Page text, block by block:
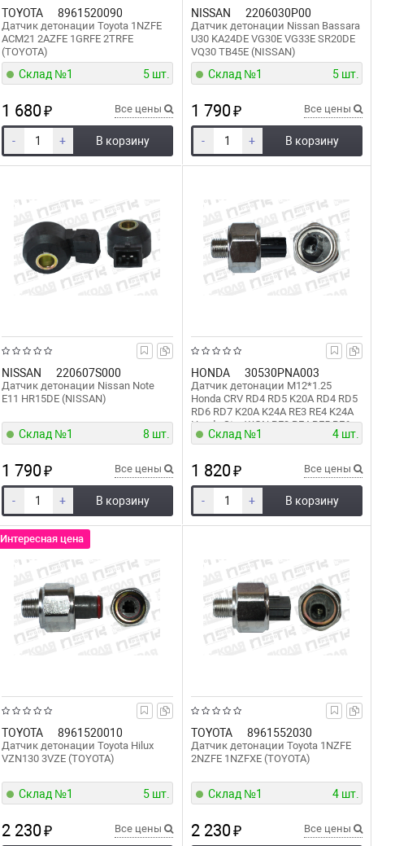
TOYOTA 8961520090
Датчик детонации Toyota 1NZFE
ACM21 2AZFE 1GRFE 2TRFE
(TOYOTA)
Склад №1 5 шт.
1 680₽ Все цены
- + В корзину
NISSAN 2206030P00
Датчик детонации Nissan Bassara
U30 KA24DE VG30E VG33E SR20DE
VQ30 TB45E (NISSAN)
Склад №1 5 шт.
1 790₽ Все цены
- + В корзину
NISSAN 220607S000
Датчик детонации Nissan Note
E11 HR15DE (NISSAN)
Склад №1 8 шт.
1 790₽ Все цены
- + В корзину
HONDA 30530PNA003
Датчик детонации M12*1.25
Honda CRV RD4 RD5 K20A RD4 RD5
RD6 RD7 K20A K24A RE3 RE4 K24A
Honda StepWGN RF3 RF4 RF5 RF6
RF7 RF8 K20A K24A Honda Odyssey
Склад №1 4 шт.
1 820₽ Все цены
- + В корзину
TOYOTA 8961520010
Датчик детонации Toyota Hilux
VZN130 3VZE (TOYOTA)
Интересная цена
Склад №1 5 шт.
2 230₽ Все цены
TOYOTA 8961552030
Датчик детонации Toyota 1NZFE
2NZFE 1NZFXE (TOYOTA)
Склад №1 4 шт.
2 230₽ Все цены